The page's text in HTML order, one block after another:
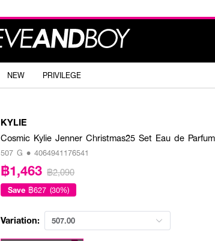
NEW PRIVILEGE
KYLIE
Cosmic Kylie Jenner Christmas25 Set Eau de
507 G • 4064941176541
฿1,463 ฿2,090
Save ฿627 (30%)
Variation: 507.00